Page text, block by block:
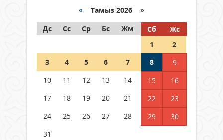
граждане Казахстана,
05 тамыз 2026 ж. 147
Шетелде жүрген Қазақстан
азаматтары қалай дауыс бере
« Тамыз 2026 »
Дс
Сс Ср Бс Жм Сб
Жс
1
2
3
4 5 6 7 8
9
10
11 12 13 14 15
16
17
18 19 20 21 22
23
24
25 26 27 28 29
30
31